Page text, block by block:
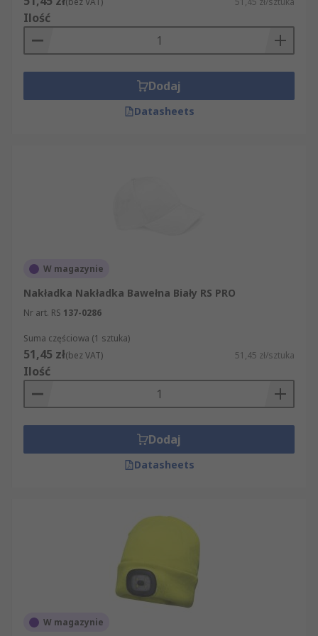
Ilość
Dodaj
Datasheets
W magazynie
Nakładka Nakładka Bawełna Biały RS PRO
Nr art. RS 137-0286
Suma częściowa (1 sztuka)
51,45 zł(bez VAT) 51,45 zł/sztuka
Ilość
Dodaj
Datasheets
W magazynie